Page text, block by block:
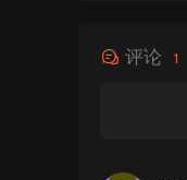
评论 1